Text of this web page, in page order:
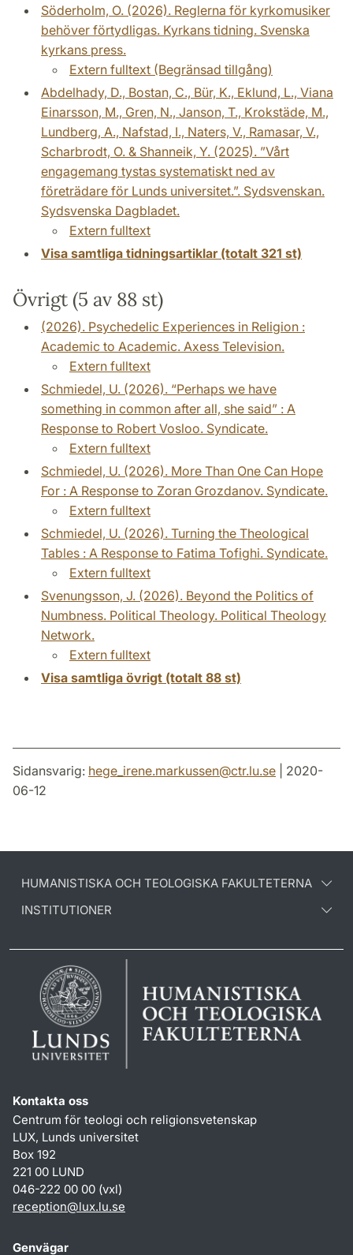
Söderholm, O. (2026). Reglerna för kyrkomusiker
behöver förtydligas. Kyrkans tidning. Svenska
kyrkans press.
Extern fulltext (Begränsad tillgång)
Abdelhady, D., Bostan, C., Bür, K., Eklund, L., Viana
Einarsson, M., Gren, N., Janson, T., Krokstäde, M.,
Lundberg, A., Nafstad, I., Naters, V., Ramasar, V.,
Scharbrodt, O. & Shanneik, Y. (2025). ”Vårt
engagemang tystas systematiskt ned av
företrädare för Lunds universitet.”. Sydsvenskan.
Sydsvenska Dagbladet.
Extern fulltext
Visa samtliga tidningsartiklar (totalt 321 st)
Övrigt (5 av 88 st)
(2026). Psychedelic Experiences in Religion :
Academic to Academic. Axess Television.
Extern fulltext
Schmiedel, U. (2026). “Perhaps we have
something in common after all, she said” : A
Response to Robert Vosloo. Syndicate.
Extern fulltext
Schmiedel, U. (2026). More Than One Can Hope
For : A Response to Zoran Grozdanov. Syndicate.
Extern fulltext
Schmiedel, U. (2026). Turning the Theological
Tables : A Response to Fatima Tofighi. Syndicate.
Extern fulltext
Svenungsson, J. (2026). Beyond the Politics of
Numbness. Political Theology. Political Theology
Network.
Extern fulltext
Visa samtliga övrigt (totalt 88 st)
Sidansvarig: hege_irene.markussen@ctr.lu.se | 2020-
06-12
HUMANISTISKA OCH TEOLOGISKA FAKULTETERNA
INSTITUTIONER
Kontakta oss
Centrum för teologi och religionsvetenskap
LUX, Lunds universitet
Box 192
221 00 LUND
046-222 00 00 (vxl)
reception@lux.lu.se
Genvägar